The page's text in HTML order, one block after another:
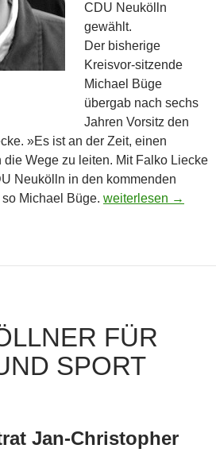
er.
CDU Neukölln
gewählt.
Der bisherige
Kreisvor-sitzende
Michael Büge
übergab nach sechs
Jahren Vorsitz den
»Es ist an der Zeit, einen
Wege zu leiten. Mit Falko Liecke
Neukölln in den kommenden
Michael Büge. Jetzt kommt Falko
weiterlesen →
FÜR
SPORT
Jan-Christopher